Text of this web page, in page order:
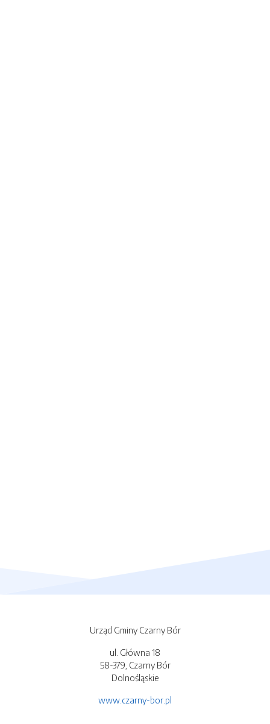
Urząd Gminy Czarny Bór
ul. Główna 18
58-379, Czarny Bór
Dolnośląskie
www.czarny-bor.pl